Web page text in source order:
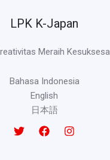
LPK K-Japan
Meraih
Bahasa Indonesia
English
日本語